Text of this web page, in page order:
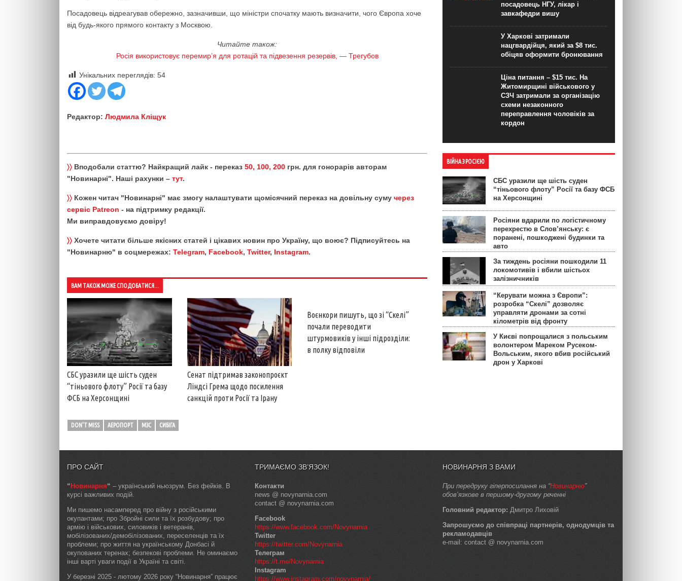
Посадовець відреагував обережно, зазначивши, що міністри спочатку мають визначити, чого Європа хоче
від будь-якого прямого контакту з Москвою.
Читайте також:
Росія використовує перемир’я для ротацій та підвезення резервів, — Трегубов
Унікальних переглядів: 54
Редактор: Людмила Кліщук
〉〉 Вподобали статтю? Найкращий лайк - переказ 50, 100, 200 грн. для гонорарів авторам
"Новинарні". Наші рахунки – тут.
〉〉 Кожен читач "Новинарні" має змогу налаштувати щомісячний переказ на довільну суму через
сервіс Patreon - на підтримку редакції.
Ми виправдовуємо довіру!
〉〉 Хочете читати більше якісних статей і цікавих новин про Україну, що воює? Підписуйтесь на
"Новинарню" в соцмережах: Telegram, Facebook, Twitter, Instagram.
ВАМ ТАКОЖ МОЖЕ СПОДОБАТИСЯ...
СБС уразили ще шість суден
“тіньового флоту” Росії та базу
ФСБ на Херсонщині
Сенат підтримав законопроєкт
Ліндсі Грема щодо посилення
санкцій проти Росії та Ірану
Воєнкори пишуть, що зі “Скелі”
почали переводити
штурмовиків у інші підрозділи:
в полку відповіли
DON'T MISS АЕРОПОРТ МЗС СИБІГА
посадовець НГУ, лікар і
завкафедри вишу
У Харкові затримали
нацгвардійця, який за $8 тис.
обіцяв оформити бронювання
Ціна питання – $15 тис. На
Житомирщині військового у
СЗЧ затримали за організацію
схеми незаконного
переправлення чоловіків за
кордон
ВІЙНА З РОСІЄЮ
СБС уразили ще шість суден
“тіньового флоту” Росії та базу ФСБ
на Херсонщині
Росіяни вдарили по логістичному
перехрестю в Слов’янську: є
поранені, пошкоджені будинки та
авто
За тиждень росіяни пошкодили 11
локомотивів і вбили шістьох
залізничників
“Керувати можна з Європи”:
розробка “Скелі” дозволяє
управляти дронами за сотні
кілометрів від фронту
У Києві попрощалися з польським
волонтером Мареком Русеком-
Вольським, якого вбив російський
дрон у Харкові
ПРО САЙТ
“Новинарня“ – український ньюзрум. Без фейків. В
курсі важливих подій.
Ми пишемо насамперед про війну з російськими
окупантами; про Збройні сили та їх розбудову; про
армію і військових, силовиків і ветеранів,
мобілізованих/демобілізованих, переселенців та їх
проблеми; про життя на українському Донбасі й
окупованих теренах; безпекові проблеми. Не оминаємо
інші варті уваги події в Україні та світі.
У березні 2025 - лютому 2026 року “Новинарня” працює
ТРИМАЄМО ЗВ’ЯЗОК!
Контакти
news @ novynarnia.com
contact @ novynarnia.com
Facebook
https://www.facebook.com/Novynarnia
Twitter
https://twitter.com/Novynarnia
Телеграм
https://t.me/Novynarnia
Instagram
https://www.instagram.com/novynarnia/
НОВИНАРНЯ З ВАМИ
При передруку гіперпосилання на “Новинарню”
обов’язкове в першому-другому реченні
Головний редактор: Дмитро Лиховій
Запрошуємо до співпраці партнерів, однодумців та
рекламодавців
e-mail: contact @ novynarnia.com